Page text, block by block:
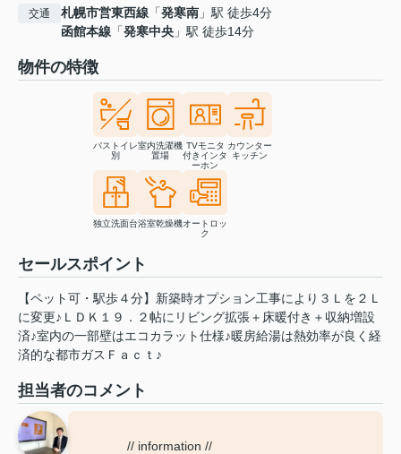
交通 札幌市営東西線 「発寒南 」駅 徒歩4分
函館本線 「発寒中央 」駅 徒歩14分
物件の特徴
バストイレ
別
室内洗濯機
置場
TVモニタ
付きインタ
ーホン
カウンター
キッチン
独立洗面台浴室乾燥機オートロッ
ク
セールスポイント
【ペット可・駅歩４分】新築時オプション工事により３Ｌを２Ｌ
に変更♪ＬＤＫ１９．２帖にリビング拡張＋床暖付き＋収納増設
済♪室内の一部壁はエコカラット仕様♪暖房給湯は熱効率が良く経
済的な都市ガスＦａｃｔ♪
担当者のコメント
// information //